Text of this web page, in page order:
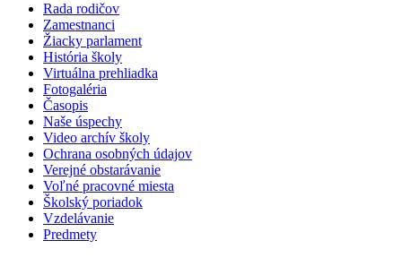
Rada rodičov
Zamestnanci
Žiacky parlament
História školy
Virtuálna prehliadka
Fotogaléria
Časopis
Naše úspechy
Video archív školy
Ochrana osobných údajov
Verejné obstarávanie
Voľné pracovné miesta
Školský poriadok
Vzdelávanie
Predmety